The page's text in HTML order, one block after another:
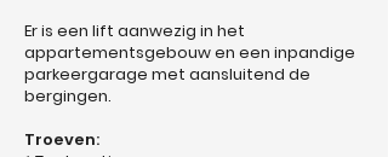
Er is een lift aanwezig in het
appartementsgebouw en een inpandige
parkeergarage met aansluitend de
bergingen.
Troeven: